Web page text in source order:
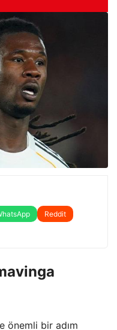
Reddit
önemli bir adım